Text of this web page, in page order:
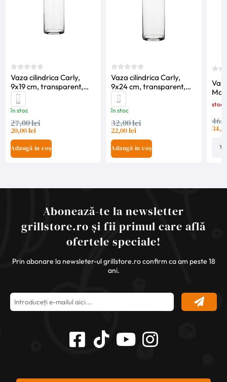
Vaza cilindrica Carly,
9x19 cm, transparent,
Mica Decorations
în stoc
27,00 lei
20,00 lei
Adaugă în coș
Vaza cilindrica Carly,
9x24 cm, transparent,
Mica Decorations
în stoc
32,00 lei
22,00 lei
Adaugă în coș
stoc
Abonează-te la newsletter
grillstore.ro și fii primul care află
ofertele speciale!
Prin abonare la newsleter-ul grillstore.ro confirm ca am peste 18
ani.